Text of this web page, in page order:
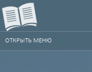
ОТКРЫТЬ МЕНЮ